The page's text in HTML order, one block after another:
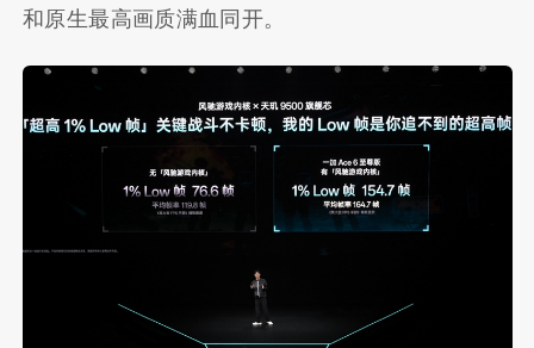
和原生最高画质满血同开。